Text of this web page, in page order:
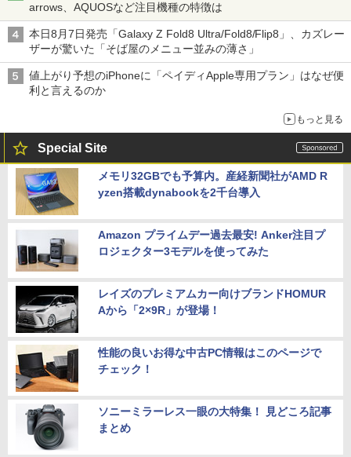
arrows、AQUOSなど注目機種の特徴は
本日8月7日発売「Galaxy Z Fold8 Ultra/Fold8/Flip8」、カズレー
ザーが驚いた「そば屋のメニュー並みの薄さ」
値上がり予想のiPhoneに「ペイディApple専用プラン」はなぜ便
利と言えるのか
もっと見る
Special Site
メモリ32GBでも予算内。産経新聞社がAMD R
yzen搭載dynabookを2千台導入
Amazon プライムデー過去最安! Anker注目プ
ロジェクター3モデルを使ってみた
レイズのプレミアムカー向けブランドHOMUR
Aから「2×9R」が登場！
性能の良いお得な中古PC情報はこのページで
チェック！
ソニーミラーレス一眼の大特集！ 見どころ記事
まとめ